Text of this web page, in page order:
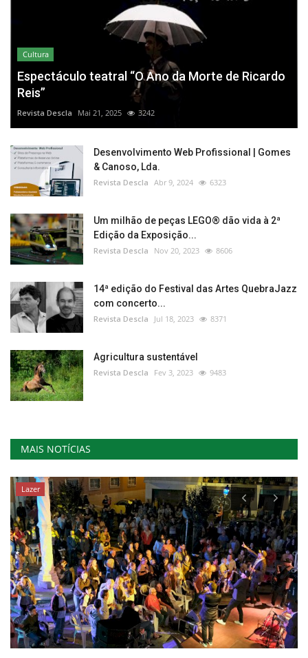
Cultura
Espectáculo teatral “O Ano da Morte de Ricardo
Reis”
Revista Descla Mai 21, 2025 3242
Desenvolvimento Web Profissional | Gomes
& Canoso, Lda.
Revista Descla Abr 9, 2024 6323
Um milhão de peças LEGO® dão vida à 2ª
Edição da Exposição...
Revista Descla Nov 20, 2023 8606
14ª edição do Festival das Artes QuebraJazz
com concerto...
Revista Descla Jul 18, 2023 8371
Agricultura sustentável
Revista Descla Fev 3, 2023 9483
MAIS NOTÍCIAS
Lazer